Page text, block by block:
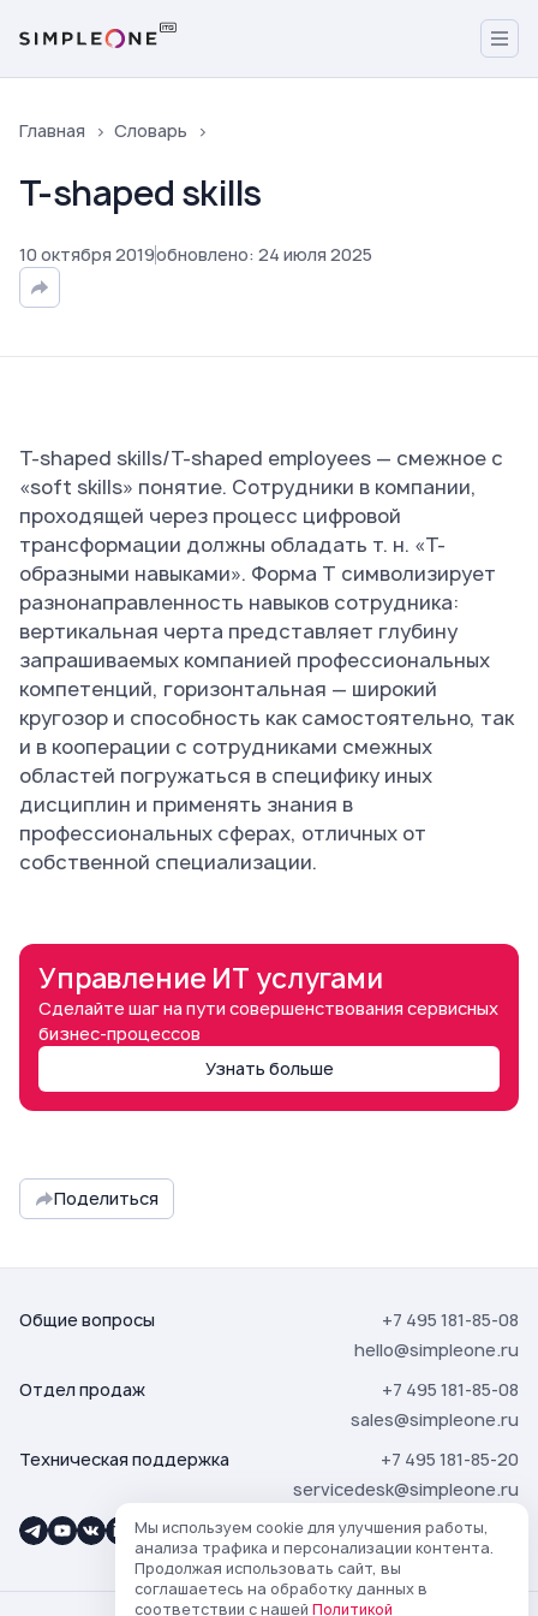
Главная Словарь
T-shaped skills
10 октября 2019обновлено: 24 июля 2025
T-shaped skills/T-shaped employees — смежное с
«soft skills» понятие. Сотрудники в компании,
проходящей через процесс цифровой
трансформации должны обладать т. н. «Т-
образными навыками». Форма Т символизирует
разнонаправленность навыков сотрудника:
вертикальная черта представляет глубину
запрашиваемых компанией профессиональных
компетенций, горизонтальная — широкий
кругозор и способность как самостоятельно, так
и в кооперации с сотрудниками смежных
областей погружаться в специфику иных
дисциплин и применять знания в
профессиональных сферах, отличных от
собственной специализации.
Управление ИТ услугами
Сделайте шаг на пути совершенствования сервисных
бизнес-процессов
Узнать больше
Поделиться
Мы используем cookie для улучшения работы,
анализа трафика и персонализации контента.
Продолжая использовать сайт, вы
соглашаетесь на обработку данных в
соответствии с нашей Политикой
Общие вопросы
+7 495 181-85-08
hello@simpleone.ru
Отдел продаж
+7 495 181-85-08
sales@simpleone.ru
Техническая поддержка
+7 495 181-85-20
servicedesk@simpleone.ru